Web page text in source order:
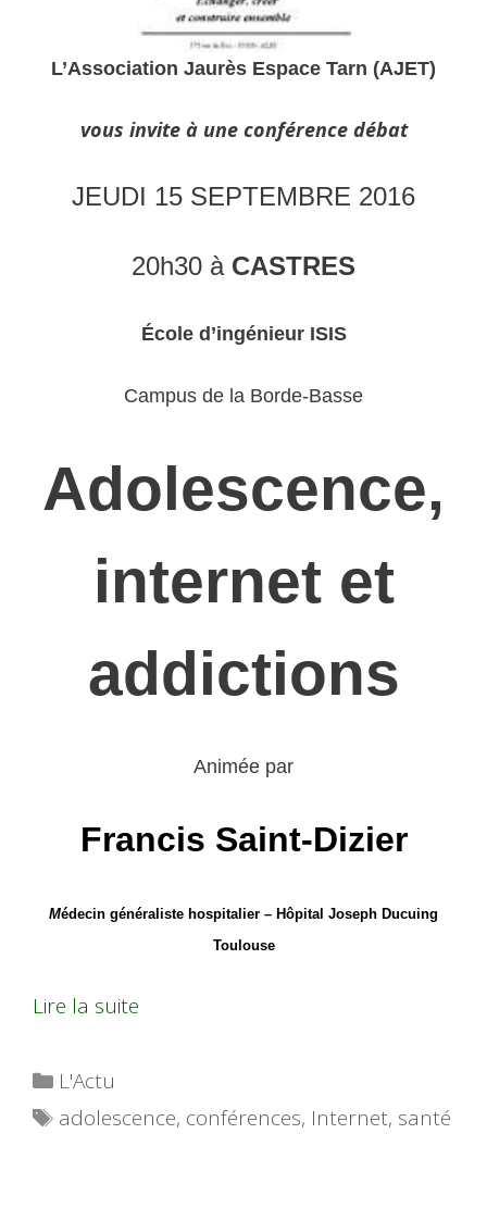
L’Association Jaurès Espace Tarn (AJET)
vous invite à une conférence débat
JEUDI 15 SEPTEMBRE 2016
20h30 à CASTRES
École d’ingénieur ISIS
Campus de la Borde-Basse
Adolescence,
internet et
addictions
Animée par
Francis Saint-Dizier
Médecin généraliste hospitalier – Hôpital Joseph Ducuing
Toulouse
Lire la suite
Catégories
L'Actu
Étiquettes
adolescence, conférences, Internet, santé